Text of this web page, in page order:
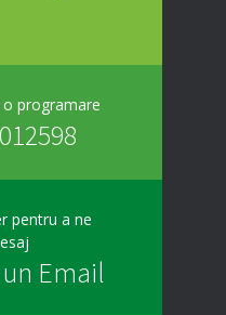
programare
pentru a ne
Email